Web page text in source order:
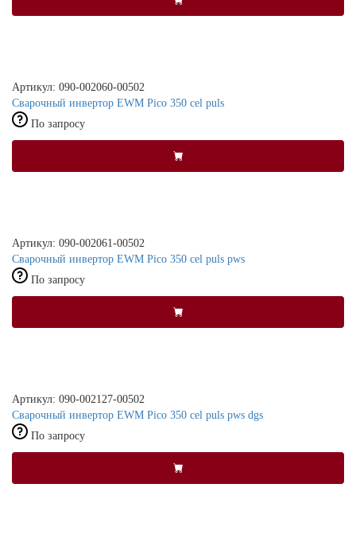
Артикул: 090-002060-00502
Сварочный инвертор EWM Pico 350 cel puls
По запросу
Артикул: 090-002061-00502
Сварочный инвертор EWM Pico 350 cel puls pws
По запросу
Артикул: 090-002127-00502
Сварочный инвертор EWM Pico 350 cel puls pws dgs
По запросу